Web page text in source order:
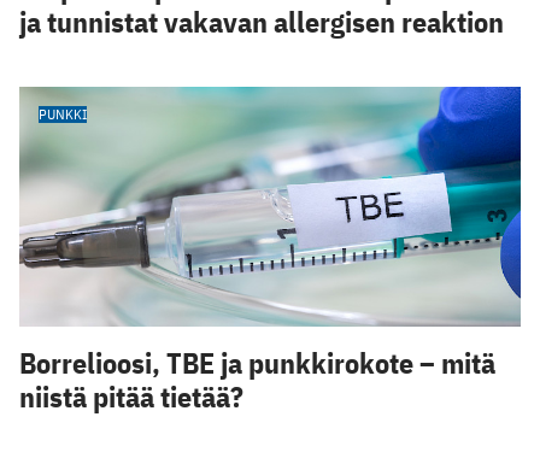
ja tunnistat vakavan allergisen reaktion
PUNKKI
Borrelioosi, TBE ja punkkirokote – mitä
niistä pitää tietää?